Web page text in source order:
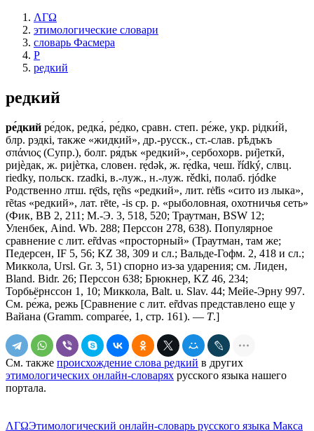
ΛΓΩ
этимологические словари
словарь Фасмера
Р
редкий
редкий
ре́дкий ре́док, редка́, ре́дко, сравн. степ. ре́же, укр. рiдки́й,
блр. рэдкi, также «жидкий», др.-русск., ст.-слав. рѣдъкъ
σπάνιος (Супр.), болг. ря́дък «редкий», сербохорв. ри̏jеткӣ,
риjѐдак, ж. риjѐтка, словен. rẹ́dǝk, ж. rẹ́dka, чеш. řídký, слвц.
riedky, польск. rzadki, в.-луж., н.-луж. rědki, полаб. rjódke
Родственно лтш. rę̄ds, rę̃ns «редкий», лит. rė̃tis «сито из лыка»,
rẽtas «редкий», лат. rēte, -is ср. р. «рыболовная, охотничья сеть»
(Фик, ВВ 2, 211; М.-Э. 3, 518, 520; Траутман, ВSW 12;
Уленбек, Aind. Wb. 288; Перссон 278, 638). Популярное
сравнение с лит. er̃dvas «просторный» (Траутман, там же;
Педерсен, IF 5, 56; KZ 38, 309 и сл.; Вальде-Гофм. 2, 418 и сл.;
Миккола, Ursl. Gr. 3, 51) спорно из-за ударения; см. Лиден,
Bland. Bidr. 26; Перссон 638; Брюкнер, KZ 46, 234;
Торбьёрнссон 1, 10; Миккола, Ваlt. u. Slav. 44; Мейе-Эрну 997.
См. ре́жа, режь [Сравнение с лит. er̃dvas представлено еще у
Вайана (Gramm. соmраrе́е, 1, стр. 161). — Т.]
См. также происхождение слова редкий в других
этимологических онлайн-словарях русского языка нашего
портала.
ΛΓΩЭтимологический онлайн-словарь русского языка Макса